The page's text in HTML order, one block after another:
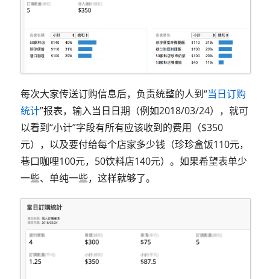
每次大家传送订购信息后，负责统整的人到“当日订购
统计”报表，输入当日日期（例如2018/03/24），就可
以看到“小计”字段有所有应该收到的费用（$350
元），以及要付给每个店家多少钱（珍珍盒饭110元，
巷口咖哩100元，50饮料店140元）。如果希望表单少
一些、单纯一些，这样就够了。